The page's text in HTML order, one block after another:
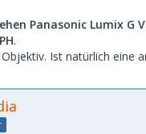
Panasonic Lumix G
.
Ist natürlich eine